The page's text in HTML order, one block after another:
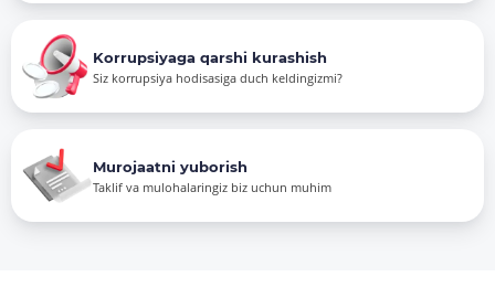
Korrupsiyaga qarshi kurashish
Siz korrupsiya hodisasiga duch keldingizmi?
Murojaatni yuborish
Taklif va mulohalaringiz biz uchun muhim